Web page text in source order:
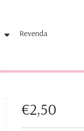
Revenda
€2,50